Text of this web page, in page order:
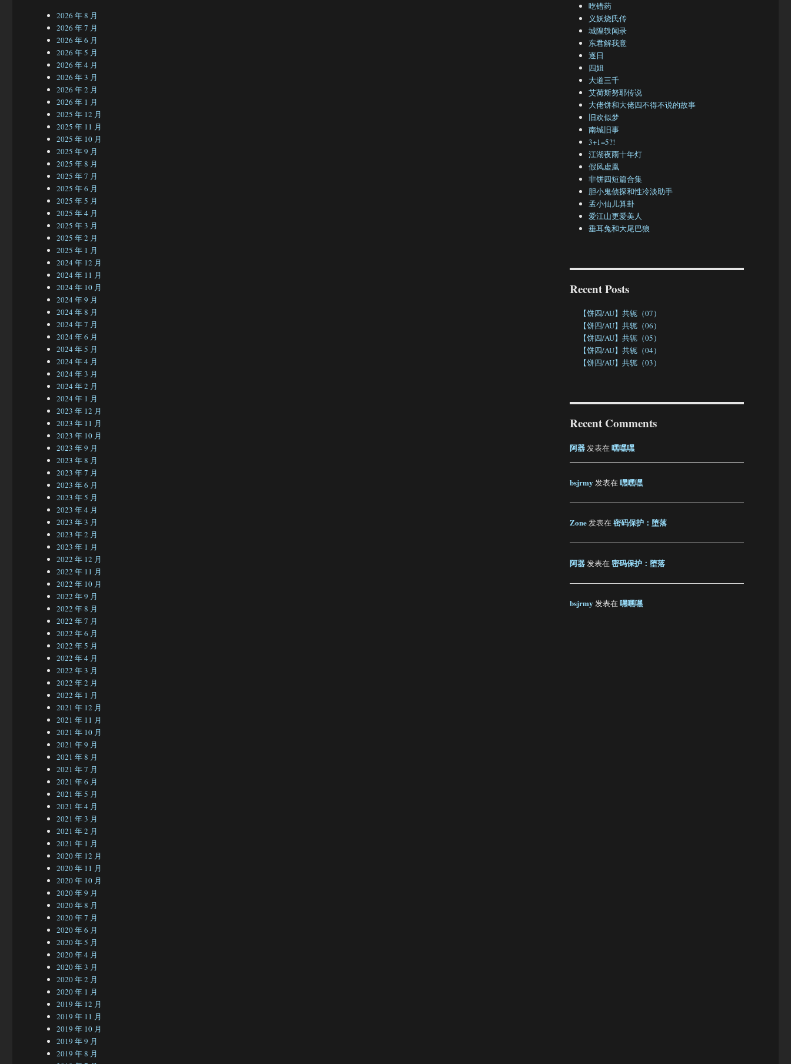
2026 年 8 月
2026 年 7 月
2026 年 6 月
2026 年 5 月
2026 年 4 月
2026 年 3 月
2026 年 2 月
2026 年 1 月
2025 年 12 月
2025 年 11 月
2025 年 10 月
2025 年 9 月
2025 年 8 月
2025 年 7 月
2025 年 6 月
2025 年 5 月
2025 年 4 月
2025 年 3 月
2025 年 2 月
2025 年 1 月
2024 年 12 月
2024 年 11 月
2024 年 10 月
2024 年 9 月
2024 年 8 月
2024 年 7 月
2024 年 6 月
2024 年 5 月
2024 年 4 月
2024 年 3 月
2024 年 2 月
2024 年 1 月
2023 年 12 月
2023 年 11 月
2023 年 10 月
2023 年 9 月
2023 年 8 月
2023 年 7 月
2023 年 6 月
2023 年 5 月
2023 年 4 月
2023 年 3 月
2023 年 2 月
2023 年 1 月
2022 年 12 月
2022 年 11 月
2022 年 10 月
2022 年 9 月
2022 年 8 月
2022 年 7 月
2022 年 6 月
2022 年 5 月
2022 年 4 月
2022 年 3 月
2022 年 2 月
2022 年 1 月
2021 年 12 月
2021 年 11 月
2021 年 10 月
2021 年 9 月
2021 年 8 月
2021 年 7 月
2021 年 6 月
2021 年 5 月
2021 年 4 月
2021 年 3 月
2021 年 2 月
2021 年 1 月
2020 年 12 月
2020 年 11 月
2020 年 10 月
2020 年 9 月
2020 年 8 月
2020 年 7 月
2020 年 6 月
2020 年 5 月
2020 年 4 月
2020 年 3 月
2020 年 2 月
2020 年 1 月
2019 年 12 月
2019 年 11 月
2019 年 10 月
2019 年 9 月
2019 年 8 月
吃错药
义妖烧氏传
城隍轶闻录
东君解我意
逐日
四姐
大道三千
艾荷斯努耶传说
大佬饼和大佬四不得不说的故事
旧欢似梦
南城旧事
3+1=5?!
江湖夜雨十年灯
假凤虚凰
非饼四短篇合集
胆小鬼侦探和性冷淡助手
孟小仙儿算卦
爱江山更爱美人
垂耳兔和大尾巴狼
Recent Posts
【饼四/AU】共轭（07）
【饼四/AU】共轭（06）
【饼四/AU】共轭（05）
【饼四/AU】共轭（04）
【饼四/AU】共轭（03）
Recent Comments
阿器发表在嘿嘿嘿
bsjrmy 发表在嘿嘿嘿
Zone发表在密码保护：堕落
阿器发表在密码保护：堕落
bsjrmy 发表在嘿嘿嘿